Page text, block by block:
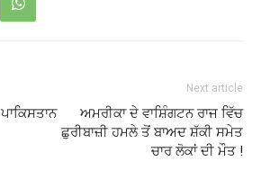
Next article
ਅਮਰੀਕਾ ਦੇ ਵਾਸ਼ਿੰਗਟਨ ਰਾਜ ਵਿੱਚ
ਛੁਰੀਬਾਜ਼ੀ ਹਮਲੇ ਤੋਂ ਬਾਅਦ ਸ਼ੱਕੀ ਸਮੇਤ
ਚਾਰ ਲੋਕਾਂ ਦੀ ਮੌਤ !